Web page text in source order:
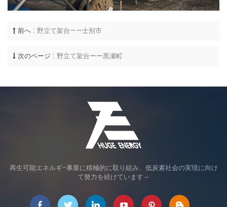
前へ : 野立て架台——士别市
次のページ : 野立て架台ーー黒瀬町
再生可能エネルギ-事業に積極的に取り組み、低炭素社会の実現に向け
て努力を続けています～